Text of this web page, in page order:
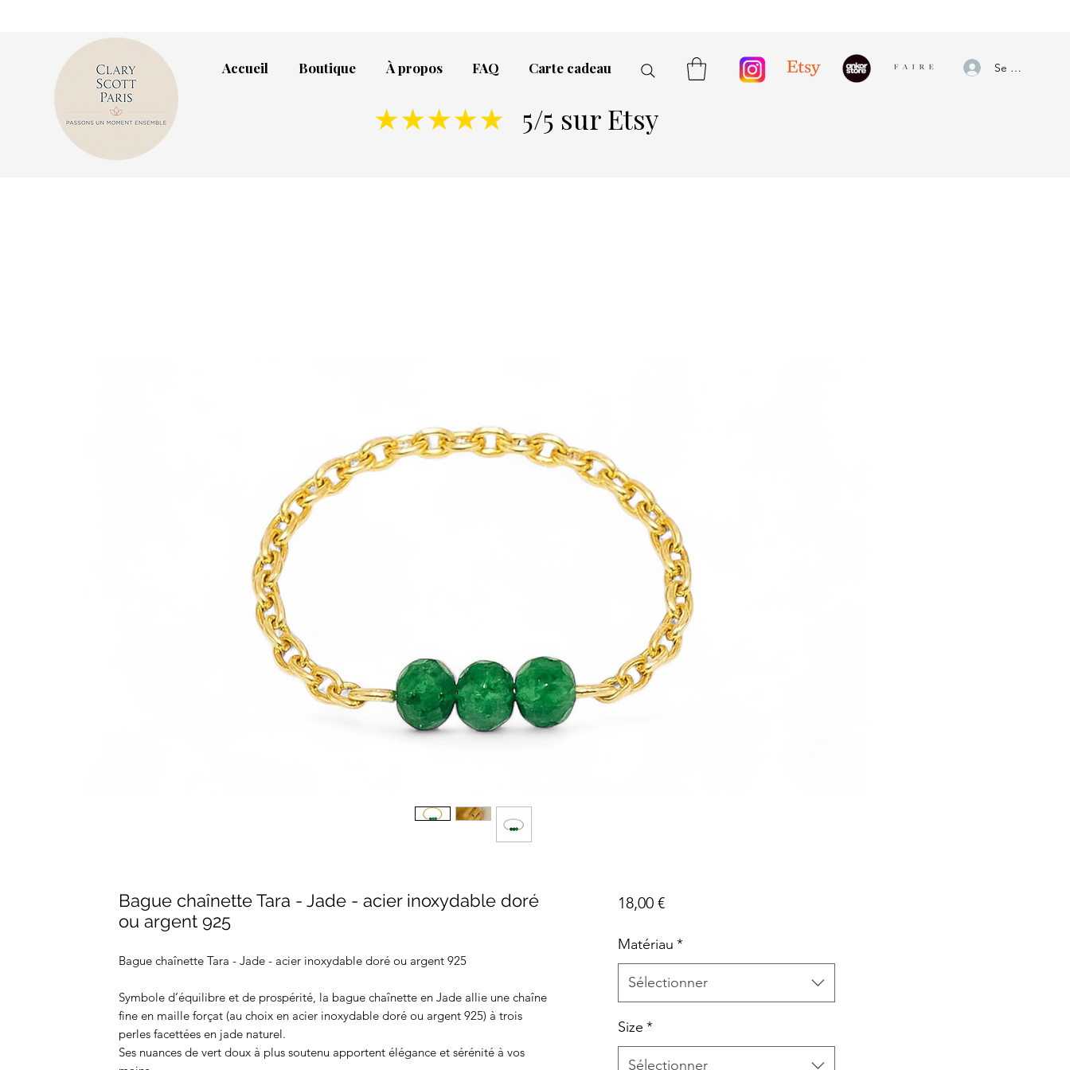
Accueil Boutique À propos FAQ Carte cadeau
★★★★★ 5/5 sur Etsy
Se connecter
Bague chaînette Tara - Jade - acier inoxydable doré
ou argent 925
Bague chaînette Tara - Jade - acier inoxydable doré ou argent 925
Symbole d’équilibre et de prospérité, la bague chaînette en Jade allie une chaîne
fine en maille forçat (au choix en acier inoxydable doré ou argent 925) à trois
perles facettées en jade naturel.
Ses nuances de vert doux à plus soutenu apportent élégance et sérénité à vos
18,00 €Prix
Matériau *
Sélectionner
Size *
Sélectionner